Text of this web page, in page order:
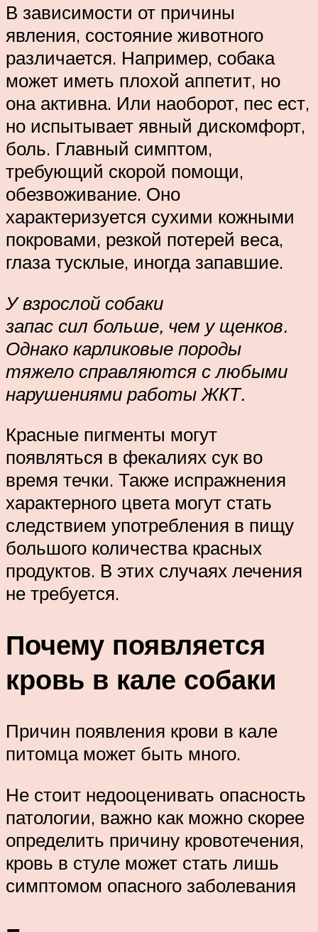
В зависимости от причины
явления, состояние животного
различается. Например, собака
может иметь плохой аппетит, но
она активна. Или наоборот, пес ест,
но испытывает явный дискомфорт,
боль. Главный симптом,
требующий скорой помощи,
обезвоживание. Оно
характеризуется сухими кожными
покровами, резкой потерей веса,
глаза тусклые, иногда запавшие.
У взрослой собаки
запас сил больше, чем у щенков.
Однако карликовые породы
тяжело справляются с любыми
нарушениями работы ЖКТ.
Красные пигменты могут
появляться в фекалиях сук во
время течки. Также испражнения
характерного цвета могут стать
следствием употребления в пищу
большого количества красных
продуктов. В этих случаях лечения
не требуется.
Почему появляется
кровь в кале собаки
Причин появления крови в кале
питомца может быть много.
Не стоит недооценивать опасность
патологии, важно как можно скорее
определить причину кровотечения,
кровь в стуле может стать лишь
симптомом опасного заболевания